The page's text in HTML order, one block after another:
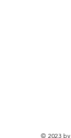
© 2023